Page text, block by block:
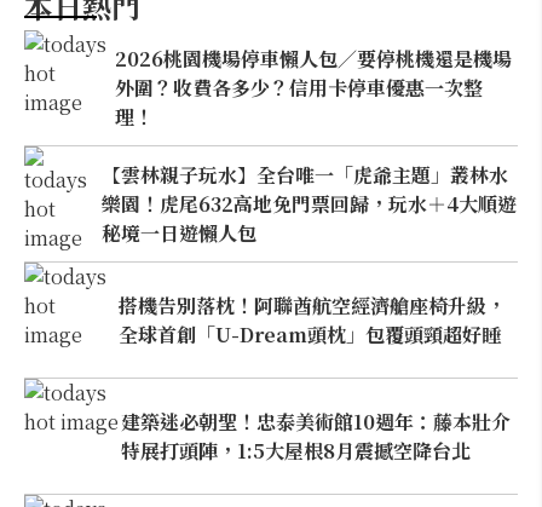
2026桃園機場停車懶人包／要停桃機還是機場
外圍？收費各多少？信用卡停車優惠一次整
理！
【雲林親子玩水】全台唯一「虎爺主題」叢林水
樂園！虎尾632高地免門票回歸，玩水＋4大順遊
秘境一日遊懶人包
搭機告別落枕！阿聯酋航空經濟艙座椅升級，
全球首創「U-Dream頭枕」包覆頭頸超好睡
建築迷必朝聖！忠泰美術館10週年：藤本壯介
特展打頭陣，1:5大屋根8月震撼空降台北